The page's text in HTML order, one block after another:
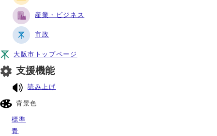
産業・ビジネス
市政
大阪市トップページ
支援機能
読み上げ
背景色
標準
青